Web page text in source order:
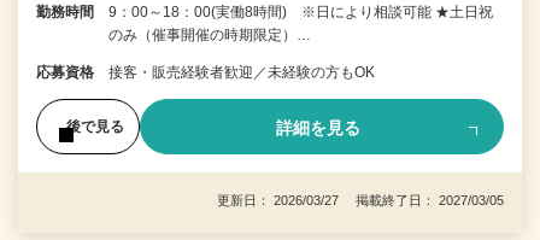
勤務時間
9：00～18：00(実働8時間) ※日により相談可能 ★土日祝
のみ（催事開催の時期限定）…
応募資格 接客・販売経験者歓迎／未経験の方もOK
後で見る 詳細を見る
更新日： 2026/03/27 掲載終了日： 2027/03/05